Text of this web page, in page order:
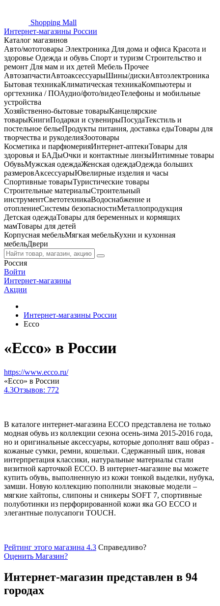
Shopping Mall
Интернет-магазины России
Каталог магазинов
Авто/мототовары Электроника Для дома и офиса Красота и
здоровье Одежда и обувь Спорт и туризм Строительство и
ремонт Для мам и их детей Мебель Прочее
АвтозапчастиАвтоаксессуарыШины/дискиАвтоэлектроника
Бытовая техникаКлиматическая техникаКомпьютеры и
оргтехника / ПОАудио/фото/видеоТелефоны и мобильные
устройства
Хозяйственно-бытовые товарыКанцелярские
товарыКнигиПодарки и сувенирыПосудаТекстиль и
постельное бельеПродукты питания, доставка едыТовары для
творчества и рукоделияЗоотовары
Косметика и парфюмерияИнтернет-аптекиТовары для
здоровья и БАДыОчки и контактные линзыИнтимные товары
ОбувьМужская одеждаЖенская одеждаОдежда больших
размеровАксессуарыЮвелирные изделия и часы
Спортивные товарыТуристические товары
Строительные материалыСтроительный
инструментСветотехникаВодоснабжение и
отоплениеСистемы безопасностиМеталлопродукция
Детская одеждаТовары для беременных и кормящих
мамТовары для детей
Корпусная мебельМягкая мебельКухни и кухонная
мебельДвери
Россия
Войти
Интернет-магазины
Акции
Интернет-магазины России
Ecco
«Ecco» в России
https://www.ecco.ru/
«Ecco» в России
4.3Отзывов: 772
В каталоге интернет-магазина ECCO представлена не только
модная обувь из коллекции сезона осень-зима 2015-2016 года,
но и оригинальные аксессуары, которые дополнят ваш образ -
кожаные сумки, ремни, кошельки. Сдержанный шик, новая
интерпретация классики, натуральные материалы стали
визитной карточкой ECCO. В интернет-магазине вы можете
купить обувь, выполненную из кожи тонкой выделки, нубука,
замши. Новую коллекцию пополнили знаковые модели –
мягкие хайтопы, слипоны и сникеры SOFT 7, спортивные
полуботинки из перфорированной кожи яка GO ECCO и
элегантные полусапоги TOUCH.
Рейтинг этого магазина 4.3 Справедливо?
Оценить Магазин?
Интернет-магазин представлен в 94
городах